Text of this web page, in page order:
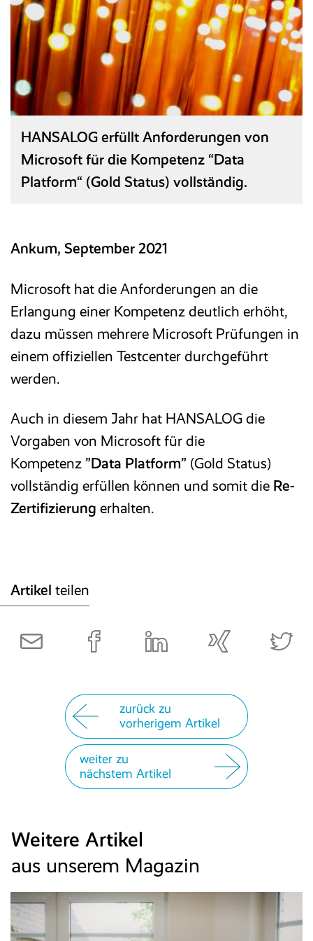
Entgeltabrechnung
Entgeltanalyse NEU
Baulohn
Reisekostenabrechnung
KI-Assistent
Personal­management
Reisekosten­abrechnung
Zeitwirtschaft
Mitarbeiter­portal
E-Rechnung
Faktura
Excel-basiertes Reporting
Archivierung/Workflow
Reisekosten­abrechnung
BPS Heuer­abrechnung
Referenzen
Karriere
Magazin
Partner
HANSALOG MEGA
Ticketsystem
Downloads & Links
Wissensdatenbank/FAQ
Glossar
Seminare und Schulungen
Messen
HANSALOG erfüllt Anforderungen von
Microsoft für die Kompetenz “Data
Platform“ (Gold Status) vollständig.
Ankum, September 2021
Microsoft hat die Anforderungen an die
Erlangung einer Kompetenz deutlich erhöht,
dazu müssen mehrere Microsoft Prüfungen in
einem offiziellen Testcenter durchgeführt
werden.
Auch in diesem Jahr hat HANSALOG die
Vorgaben von Microsoft für die
Kompetenz ”Data Platform” (Gold Status)
vollständig erfüllen können und somit die Re-
Zertifizierung erhalten.
Artikel teilen
zurück zu
vorherigem Artikel
weiter zu
nächstem Artikel
Weitere Artikel
aus unserem Magazin